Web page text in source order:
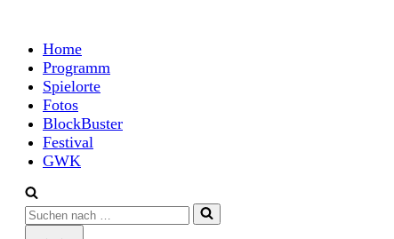
Home
Programm
Spielorte
Fotos
BlockBuster
Festival
GWK
Suchen
nach …